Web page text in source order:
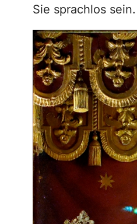
Sie sprachlos sein.